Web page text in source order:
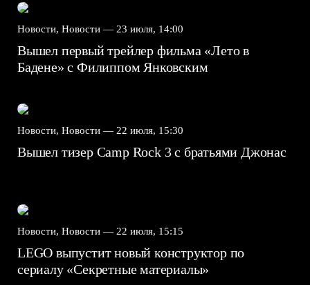
Новости, Новости — 23 июля, 14:00
Вышел первый трейлер фильма «Лето в
Бадене» с Филиппом Янковским
Новости, Новости — 22 июля, 15:30
Вышел тизер Camp Rock 3 с братьями Джонас
Новости, Новости — 22 июля, 15:15
LEGO выпустит новый конструктор по
сериалу «Секретные материалы»